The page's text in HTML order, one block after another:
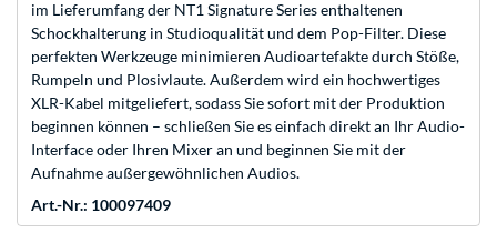
im Lieferumfang der NT1 Signature Series enthaltenen
Schockhalterung in Studioqualität und dem Pop-Filter. Diese
perfekten Werkzeuge minimieren Audioartefakte durch Stöße,
Rumpeln und Plosivlaute. Außerdem wird ein hochwertiges
XLR-Kabel mitgeliefert, sodass Sie sofort mit der Produktion
beginnen können – schließen Sie es einfach direkt an Ihr Audio-
Interface oder Ihren Mixer an und beginnen Sie mit der
Aufnahme außergewöhnlichen Audios.
Art.-Nr.: 100097409